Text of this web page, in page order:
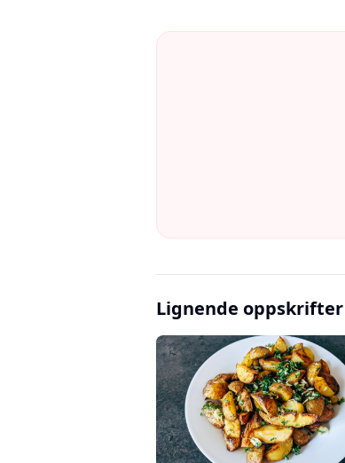
Lignende oppskrifter